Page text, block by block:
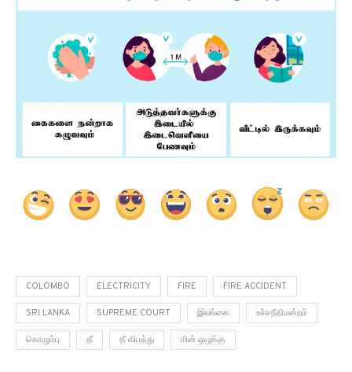
COLOMBO ELECTRICITY FIRE FIRE ACCIDENT
SRI LANKA SUPREME COURT இலங்கை உச்சநீதிமன்றம்
கொழும்பு தீ தீ விபத்து மின் ஒழுக்கு